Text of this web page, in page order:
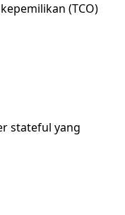
(TCO)
stateful yang